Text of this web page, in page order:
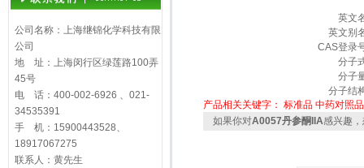
公司名称：上海继锦化学科技有限
公司
地 址：上海闵行区绿莲路100弄
45号
电 话：400-002-6926 、021-
34535391
手 机：15900443528、
18917067275
联系人：黄先生
英文
英文别
CAS登录
分子
分子
分子结
产品相关关键字： 标准品 中药对照品
如果你对A0057丹参酮IIA感兴趣